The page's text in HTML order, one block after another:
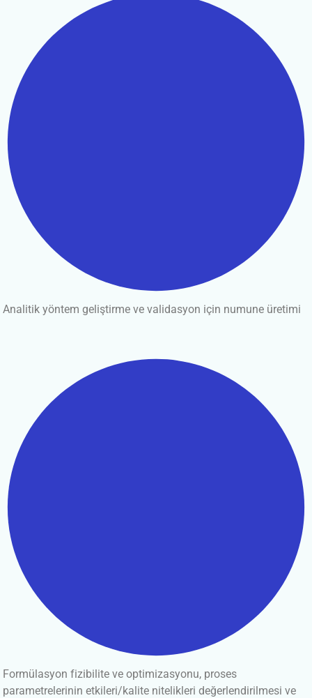
Analitik yöntem geliştirme ve validasyon için numune üretimi
Formülasyon fizibilite ve optimizasyonu, proses
parametrelerinin etkileri/kalite nitelikleri değerlendirilmesi ve